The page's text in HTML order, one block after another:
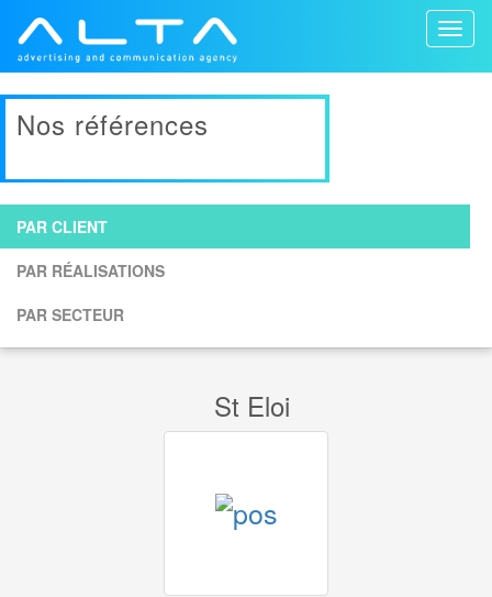
Nos références
PAR CLIENT
PAR RÉALISATIONS
PAR SECTEUR
St Eloi